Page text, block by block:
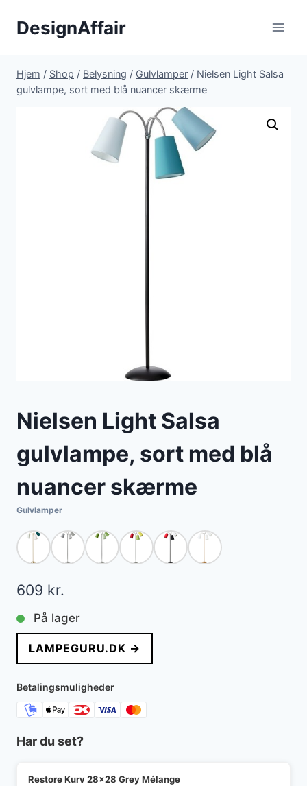
DesignAffair
Hjem / Shop / Belysning / Gulvlamper / Nielsen Light Salsa
gulvlampe, sort med blå nuancer skærme
Nielsen Light Salsa
gulvlampe, sort med blå
nuancer skærme
Gulvlamper
609 kr.
På lager
LAMPEGURU.DK →
Betalingsmuligheder
Har du set?
Restore Kurv 28x28 Grey Mélange